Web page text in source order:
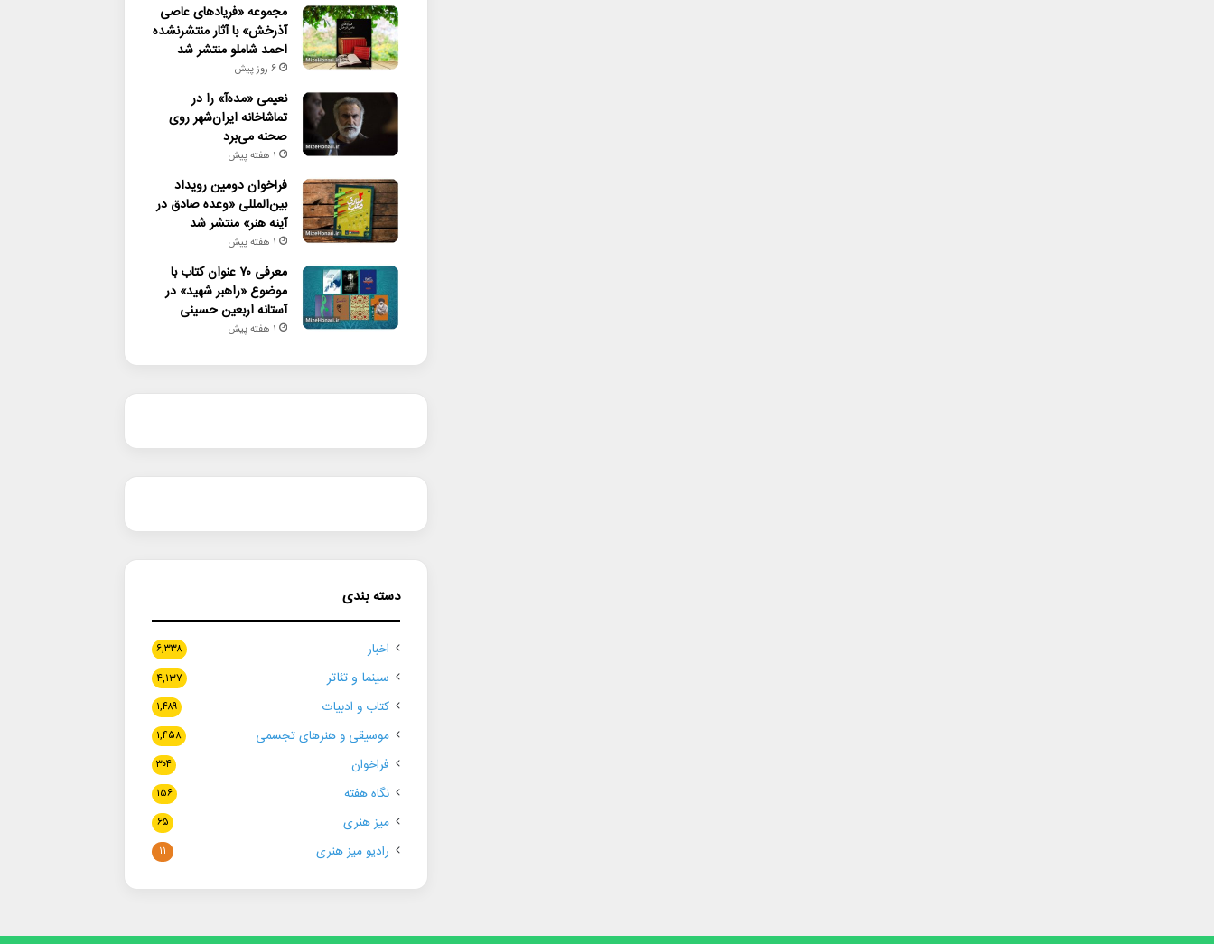
مجموعه «فریادهای عاصی
آذرخش» با آثار منتشرنشده
احمد شاملو منتشر شد
6 روز پیش
نعیمی «مده‌آ» را در
تماشاخانه ایران‌شهر روی
صحنه می‌برد
1 هفته پیش
فراخوان دومین رویداد
بین‌المللی «وعده صادق در
آینه هنر» منتشر شد
1 هفته پیش
معرفی ۷۰ عنوان کتاب با
موضوع «راهبر شهید» در
آستانه اربعین حسینی
1 هفته پیش
دسته بندی
اخبار ۶,۳۳۸
سینما و تئاتر ۴,۱۳۷
کتاب و ادبیات ۱,۴۸۹
موسیقی و هنرهای تجسمی ۱,۴۵۸
فراخوان ۳۰۴
نگاه هفته ۱۵۶
میز هنری ۶۵
رادیو میز هنری ۱۱